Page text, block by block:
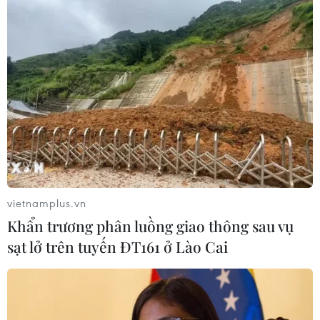
lệnh cấm các sản phẩm dầu mỏ của Nga có hiệu lực
vào ngày 5/2.
vietnamplus.vn
Khẩn trương phân luồng giao thông sau vụ
sạt lở trên tuyến ĐT161 ở Lào Cai